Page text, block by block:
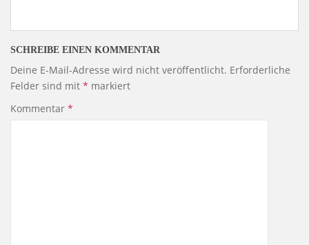
SCHREIBE EINEN KOMMENTAR
Deine E-Mail-Adresse wird nicht veröffentlicht. Erforderliche
Felder sind mit * markiert
Kommentar *